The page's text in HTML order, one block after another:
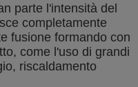
parte l'intensità del
completamente
fusione formando con
come l'uso di grandi
riscaldamento